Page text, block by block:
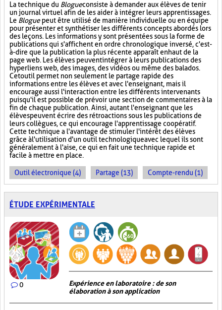
La technique du Blogueconsiste à demander aux élèves de tenir
un journal virtuel afin de les aider à intégrer leurs apprentissages.
Le Bloguepeut être utilisé de manière individuelle ou en équipe
pour présenter et synthétiser les différents concepts abordés lors
des leçons. Les informations y sont présentées sous la forme de
publications qui s'affichent en ordre chronologique inversé, c'est-
à-dire que la publication la plus récente apparaît en haut de la
page web. Les élèves peuvent intégrer à leurs publications des
hyperliens web, des images, des vidéos ou même des balados.
Cet outil permet non seulement le partage rapide des
informations entre les élèves et avec l'enseignant, mais il
encourage aussi l'interaction entre les différents intervenants
puisqu'il est possible de prévoir une section de commentaires à la
fin de chaque publication. Ainsi, autant l'enseignant que les
élèves peuvent écrire des rétroactions sous les publications de
leurs collègues, ce qui encourage l'apprentissage coopératif.
Cette technique a l'avantage de stimuler l'intérêt des élèves
grâce à l'utilisation d'un outil technologique avec lequel ils sont
généralement à l'aise, ce qui en fait une technique rapide et
facile à mettre en place.
Outil électronique (4) Partage (13) Compte-rendu (1)
ÉTUDE EXPÉRIMENTALE
0
Expérience en laboratoire : de son
élaboration à son application